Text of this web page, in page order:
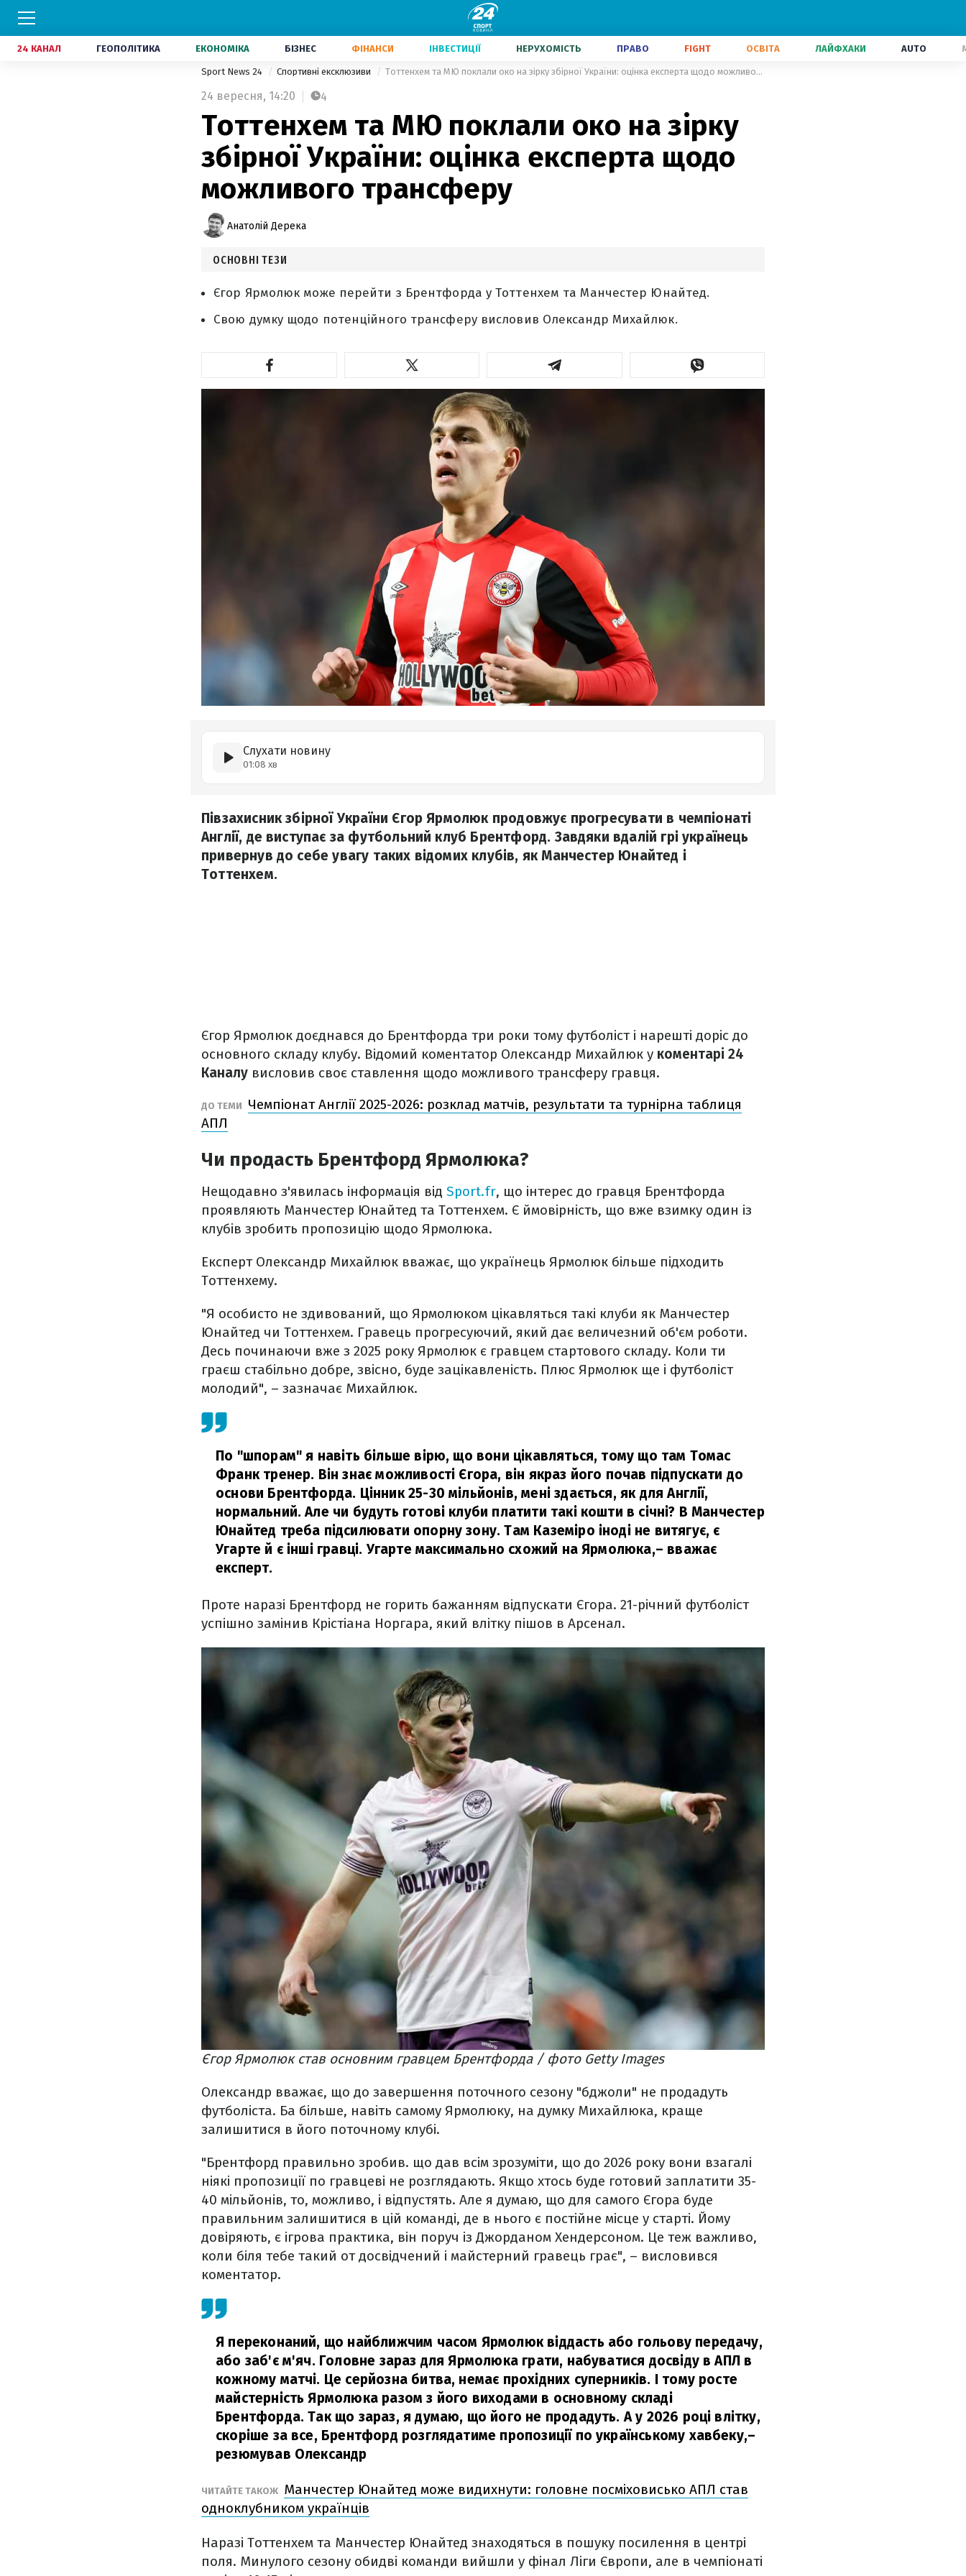
24 КАНАЛ ГЕОПОЛІТИКА ЕКОНОМІКА БІЗНЕС ФІНАНСИ ІНВЕСТИЦІЇ НЕРУХОМІСТЬ ПРАВО FIGHT ОСВІТА ЛАЙФХАКИ AUTO
Sport News 24 Спортивні ексклюзиви Тоттенхем та МЮ поклали око на зірку збірної України: оцінка експерта щодо можливого трансферу
24 вересня, 14:20 4
Тоттенхем та МЮ поклали око на зірку
збірної України: оцінка експерта щодо
можливого трансферу
Анатолій Дерека
ОСНОВНІ ТЕЗИ
Єгор Ярмолюк може перейти з Брентфорда у Тоттенхем та Манчестер Юнайтед.
Свою думку щодо потенційного трансферу висловив Олександр Михайлюк.
Слухати новину
01:08 хв
Півзахисник збірної України Єгор Ярмолюк продовжує прогресувати в чемпіонаті
Англії, де виступає за футбольний клуб Брентфорд. Завдяки вдалій грі українець
привернув до себе увагу таких відомих клубів, як Манчестер Юнайтед і
Тоттенхем.
Єгор Ярмолюк доєднався до Брентфорда три роки тому футболіст і нарешті доріс до
основного складу клубу. Відомий коментатор Олександр Михайлюк у коментарі 24
Каналу висловив своє ставлення щодо можливого трансферу гравця.
ДО ТЕМИ
Чемпіонат Англії 2025-2026: розклад матчів, результати та турнірна таблиця
АПЛ
Чи продасть Брентфорд Ярмолюка?
Нещодавно з'явилась інформація від Sport.fr, що інтерес до гравця Брентфорда
проявляють Манчестер Юнайтед та Тоттенхем. Є ймовірність, що вже взимку один із
клубів зробить пропозицію щодо Ярмолюка.
Експерт Олександр Михайлюк вважає, що українець Ярмолюк більше підходить
Тоттенхему.
"Я особисто не здивований, що Ярмолюком цікавляться такі клуби як Манчестер
Юнайтед чи Тоттенхем. Гравець прогресуючий, який дає величезний об'єм роботи.
Десь починаючи вже з 2025 року Ярмолюк є гравцем стартового складу. Коли ти
граєш стабільно добре, звісно, буде зацікавленість. Плюс Ярмолюк ще і футболіст
молодий", – зазначає Михайлюк.
По "шпорам" я навіть більше вірю, що вони цікавляться, тому що там Томас
Франк тренер. Він знає можливості Єгора, він якраз його почав підпускати до
основи Брентфорда. Цінник 25-30 мільйонів, мені здається, як для Англії,
нормальний. Але чи будуть готові клуби платити такі кошти в січні? В Манчестер
Юнайтед треба підсилювати опорну зону. Там Каземіро іноді не витягує, є
Угарте й є інші гравці. Угарте максимально схожий на Ярмолюка,– вважає
експерт.
Проте наразі Брентфорд не горить бажанням відпускати Єгора. 21-річний футболіст
успішно замінив Крістіана Норгара, який влітку пішов в Арсенал.
Єгор Ярмолюк став основним гравцем Брентфорда / фото Getty Images
Олександр вважає, що до завершення поточного сезону "бджоли" не продадуть
футболіста. Ба більше, навіть самому Ярмолюку, на думку Михайлюка, краще
залишитися в його поточному клубі.
"Брентфорд правильно зробив. що дав всім зрозуміти, що до 2026 року вони взагалі
ніякі пропозиції по гравцеві не розглядають. Якщо хтось буде готовий заплатити 35-
40 мільйонів, то, можливо, і відпустять. Але я думаю, що для самого Єгора буде
правильним залишитися в цій команді, де в нього є постійне місце у старті. Йому
довіряють, є ігрова практика, він поруч із Джорданом Хендерсоном. Це теж важливо,
коли біля тебе такий от досвідчений і майстерний гравець грає", – висловився
коментатор.
Я переконаний, що найближчим часом Ярмолюк віддасть або гольову передачу,
або заб'є м'яч. Головне зараз для Ярмолюка грати, набуватися досвіду в АПЛ в
кожному матчі. Це серйозна битва, немає прохідних суперників. І тому росте
майстерність Ярмолюка разом з його виходами в основному складі
Брентфорда. Так що зараз, я думаю, що його не продадуть. А у 2026 році влітку,
скоріше за все, Брентфорд розглядатиме пропозиції по українському хавбеку,–
резюмував Олександр
ЧИТАЙТЕ ТАКОЖ Манчестер Юнайтед може видихнути: головне посміховисько АПЛ став
одноклубником українців
Наразі Тоттенхем та Манчестер Юнайтед знаходяться в пошуку посилення в центрі
поля. Минулого сезону обидві команди вийшли у фінал Ліги Європи, але в чемпіонаті